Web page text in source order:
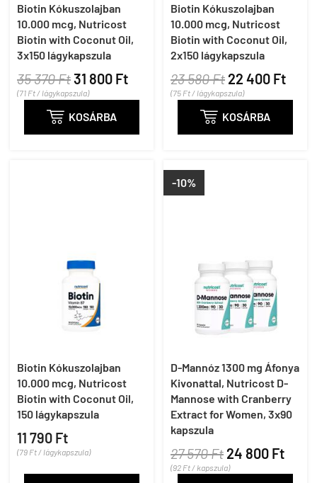
Biotin Kókuszolajban
10.000 mcg, Nutricost
Biotin with Coconut Oil,
3x150 lágykapszula
35 370 Ft31 800 Ft
(71 Ft / lágykapszula)
 KOSÁRBA
Biotin Kókuszolajban
10.000 mcg, Nutricost
Biotin with Coconut Oil,
2x150 lágykapszula
23 580 Ft 22 400 Ft
(75 Ft / lágykapszula)
 KOSÁRBA
Biotin Kókuszolajban
10.000 mcg, Nutricost
Biotin with Coconut Oil,
150 lágykapszula
11 790 Ft
(79 Ft / lágykapszula)
-10%
D-Mannóz 1300 mg Áfonya
Kivonattal, Nutricost D-
Mannose with Cranberry
Extract for Women, 3x90
kapszula
27 570 Ft 24 800 Ft
(92 Ft / kapszula)